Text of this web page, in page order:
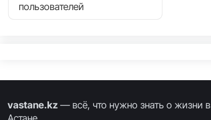
пользователей
vastane.kz — всё, что нужно знать о жизни в